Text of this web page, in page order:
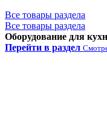
Все товары раздела
Все товары раздела
Оборудование для
Перейти в раздел